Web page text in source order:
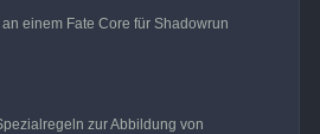
einem Fate Core für Shadowrun
zur Abbildung von